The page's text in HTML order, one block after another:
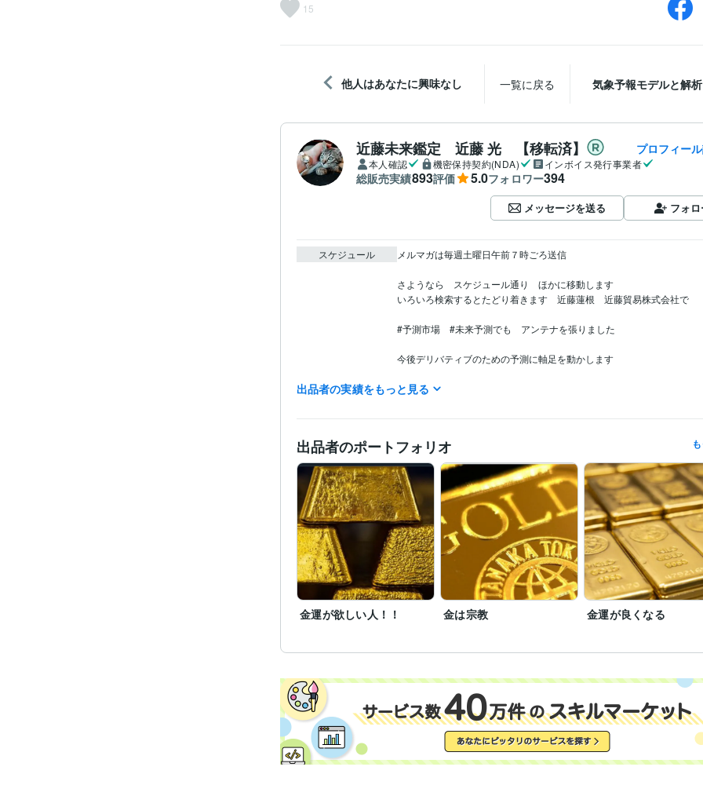
15
他人はあなたに興味なし 一覧に戻る 気象予報モデルと解析
近藤未来鑑定 近藤 光 【移転済】 プロフィー
本人確認 機密保持契約(NDA) インボイス発行事業者
総販売実績893評価 5.0フォロワー394
メッセージを送る フォ
スケジュール メルマガは毎週土曜日午前７時ごろ送信
さようなら　スケジュール通り　ほかに移動します
いろいろ検索するとたどり着きます　近藤蓮根　近藤貿易株式会社で
#予測市場　#未来予測でも　アンテナを張りました
今後デリバティブのための予測に軸足を動かします
マスゴミへ
当家のCATV契約は去年の3月末に解約したのでオールドメディアはそ
やって
新聞も雑誌もゴミでしかないので対応しない。　たまに4大新聞がただ
かけてきますが嫌です
芸能人　政治家　スポーツ選手　社長の辞め時はよく当たります
今後のことが知りたければ当社規定にしたがって料金をお支払いくださ
やりません。
経験職種 経営・マネジメント / 経営者・CEO・COO 経験年数 : 58年
不動産 / アセットマネジメント 経験年数 : 3年
金融専門職 / 金融商品開発 経験年数 : 3年
士業・専門職 / 土地家屋調査士
ライフスタイル・その他 / 占い師 経験年数 : 41年
職歴 近藤貿易株式会社 1966年3月 ~ 現在
某 不動産担保金融会社 2006年9月 ~ 2010年8月
外資系の投資信託を作る証券会社
日本ＮＣＲ株式会社 1985年6月 ~ 1989年11月
甥っ子2号金融会社の子会社の不動産ファンド 交換口 2025年11
受賞歴 2017年はこうなる 2018年はこうなる 2019年はこうなる
出品者の実績をもっと見る
出品者のポートフォリオ
金運が欲しい人！！ 金は宗教 金運が良くなる